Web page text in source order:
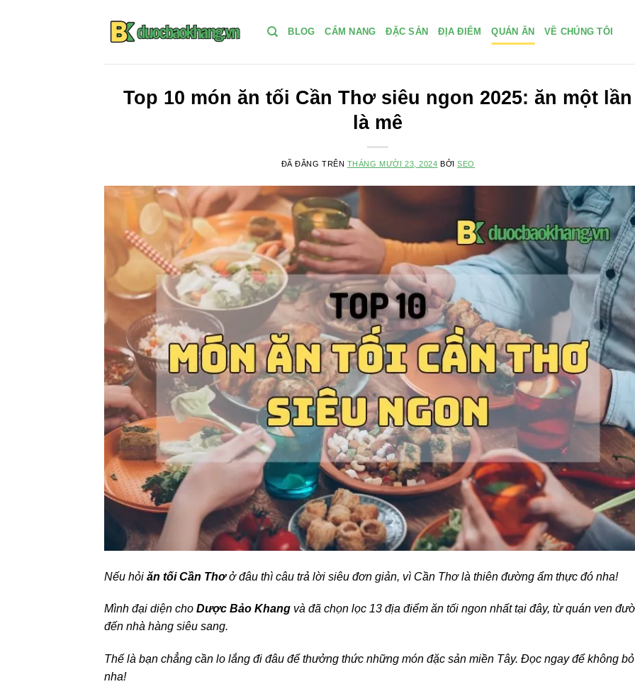
BLOG CẨM NANG ĐẶC SẢN ĐỊA ĐIỂM QUÁN ĂN VỀ CHÚNG TÔI
Top 10 món ăn tối Cần Thơ siêu ngon 2025: ăn một lần
là mê
ĐÃ ĐĂNG TRÊN THÁNG MƯỜI 23, 2024 BỞISEO
Nếu hỏi ăn tối Cần Thơở đâu thì câu trả lời siêu đơn giản, vì Cần Thơ là thiên đường ẩm thực đó nha!
Mình đại diện cho Dược Bảo Khang và đã chọn lọc 13 địa điểm ăn tối ngon nhất tại đây, từ quán ven
đến nhà hàng siêu sang.
Thế là bạn chẳng cần lo lắng đi đâu để thưởng thức những món đặc sản miền Tây. Đọc ngay để không
nha!